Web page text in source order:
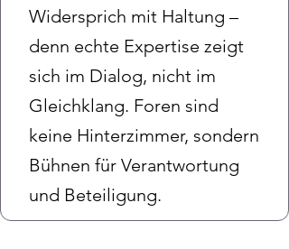
Widersprich mit Haltung –
denn echte Expertise zeigt
sich im Dialog, nicht im
Gleichklang. Foren sind
keine Hinterzimmer, sondern
Bühnen für Verantwortung
und Beteiligung.